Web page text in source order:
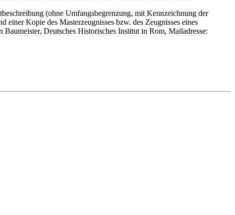
(ohne Umfangsbegrenzung, mit Kennzeichnung der
Kopie des Masterzeugnisses bzw. des Zeugnisses eines
Deutsches Historisches Institut in Rom, Mailadresse: